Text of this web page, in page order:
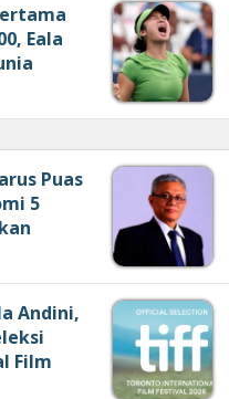
Eala
Puas
5
Andini,
Film